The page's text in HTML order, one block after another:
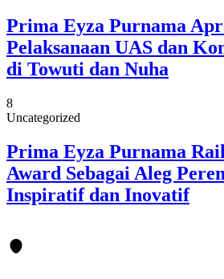
Prima Eyza Purnama
Pelaksanaan UAS dan
di Towuti dan Nuha
8
Uncategorized
Prima Eyza Purnama
Award Sebagai Aleg
Inspiratif dan Inovatif